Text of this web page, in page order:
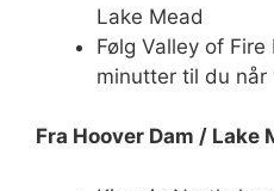
Lake Mead
Følg Valley of
minutter til du når
Fra Hoover Dam / Lake